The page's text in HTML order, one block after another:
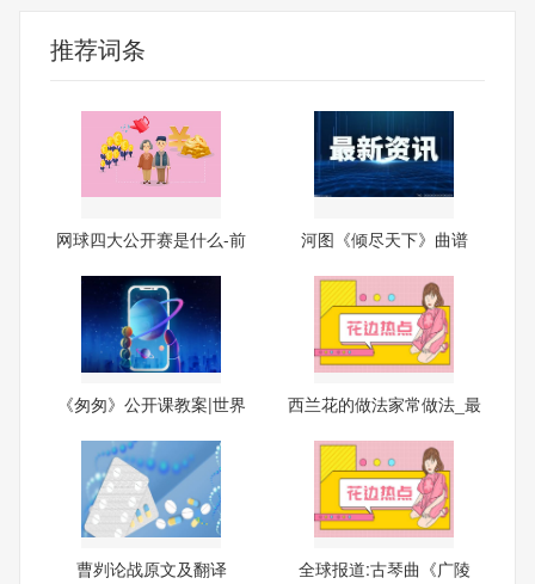
推荐词条
网球四大公开赛是什么-前
河图《倾尽天下》曲谱
《匆匆》公开课教案|世界
西兰花的做法家常做法_最
曹刿论战原文及翻译
全球报道:古琴曲《广陵